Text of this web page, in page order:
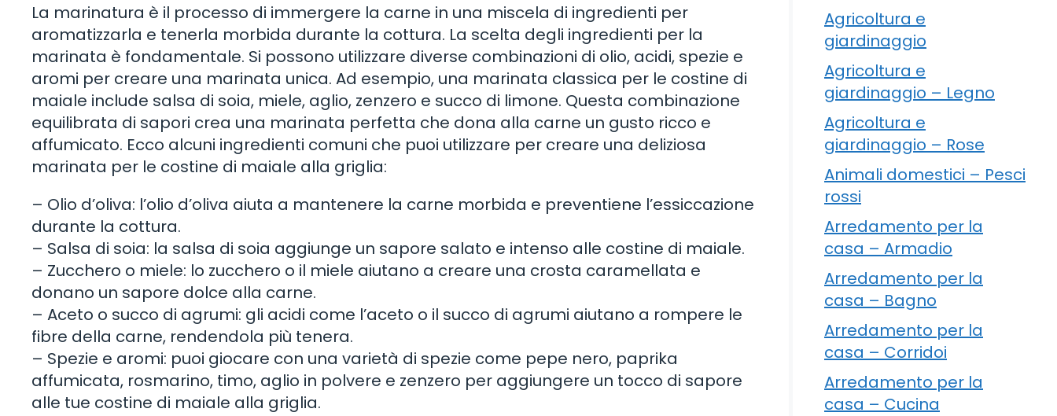
La marinatura è il processo di immergere la carne in una miscela di ingredienti per
aromatizzarla e tenerla morbida durante la cottura. La scelta degli ingredienti per la
marinata è fondamentale. Si possono utilizzare diverse combinazioni di olio, acidi, spezie e
aromi per creare una marinata unica. Ad esempio, una marinata classica per le costine di
maiale include salsa di soia, miele, aglio, zenzero e succo di limone. Questa combinazione
equilibrata di sapori crea una marinata perfetta che dona alla carne un gusto ricco e
affumicato. Ecco alcuni ingredienti comuni che puoi utilizzare per creare una deliziosa
marinata per le costine di maiale alla griglia:
– Olio d’oliva: l’olio d’oliva aiuta a mantenere la carne morbida e preventiene l’essiccazione
durante la cottura.
– Salsa di soia: la salsa di soia aggiunge un sapore salato e intenso alle costine di maiale.
– Zucchero o miele: lo zucchero o il miele aiutano a creare una crosta caramellata e
donano un sapore dolce alla carne.
– Aceto o succo di agrumi: gli acidi come l’aceto o il succo di agrumi aiutano a rompere le
fibre della carne, rendendola più tenera.
– Spezie e aromi: puoi giocare con una varietà di spezie come pepe nero, paprika
affumicata, rosmarino, timo, aglio in polvere e zenzero per aggiungere un tocco di sapore
alle tue costine di maiale alla griglia.
Agricoltura e
giardinaggio
Agricoltura e
giardinaggio – Legno
Agricoltura e
giardinaggio – Rose
Animali domestici – Pesci
rossi
Arredamento per la
casa – Armadio
Arredamento per la
casa – Bagno
Arredamento per la
casa – Corridoi
Arredamento per la
casa – Cucina